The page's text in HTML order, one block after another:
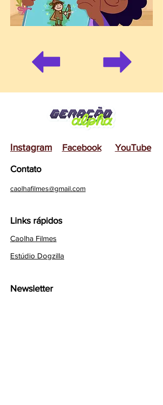
Instagram YouTube
Facebook
Contato
caolhafilmes@gmail.com
Links rápidos
Caolha Filmes
Estúdio Dogzilla
Newsletter